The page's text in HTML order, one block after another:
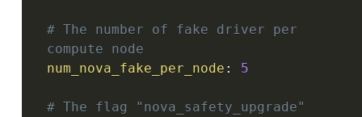
# The number of fake driver per
compute node
num_nova_fake_per_node : 5
# The flag "nova_safety_upgrade"